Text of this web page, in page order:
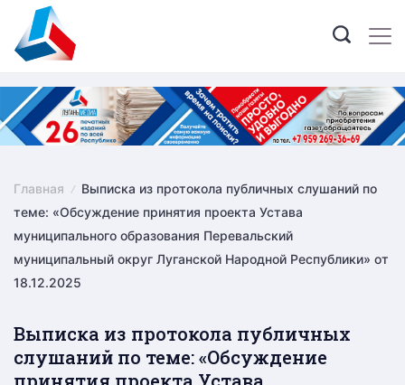
content
Главная
Выписка из протокола публичных слушаний по
теме: «Обсуждение принятия проекта Устава
муниципального образования Перевальский
муниципальный округ Луганской Народной Республики» от
18.12.2025
Выписка из протокола публичных
слушаний по теме: «Обсуждение